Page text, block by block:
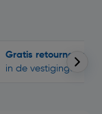
Gratis retourneren
in de vestigingen